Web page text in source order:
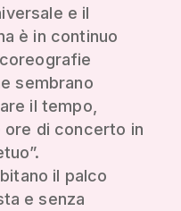
e il
è in continuo
sembrano
il tempo,
ore di concerto in
il palco
e senza